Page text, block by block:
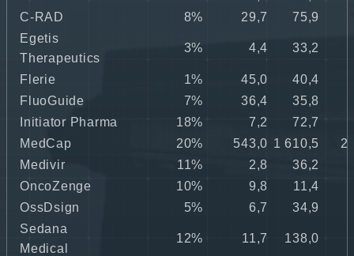
C-RAD
8% 29,7 75,9
Egetis
Therapeutics
3% 4,4 33,2
Flerie 1% 45,0 40,4
FluoGuide
7% 36,4 35,8
Initiator Pharma
18% 7,2 72,7
MedCap
20% 543,0 1 610,5
Medivir
11% 2,8 36,2
OncoZenge
10% 9,8 11,4
OssDsign
5% 6,7 34,9
Sedana
Medical
12% 11,7 138,0